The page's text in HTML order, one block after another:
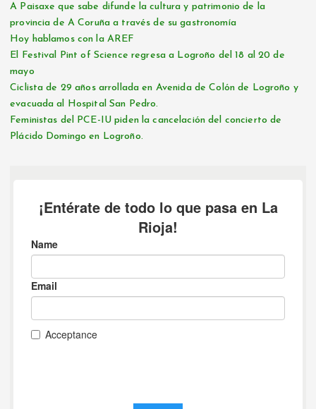
A Paisaxe que sabe difunde la cultura y patrimonio de la
provincia de A Coruña a través de su gastronomía
Hoy hablamos con la AREF
El Festival Pint of Science regresa a Logroño del 18 al 20 de
mayo
Ciclista de 29 años arrollada en Avenida de Colón de Logroño y
evacuada al Hospital San Pedro.
Feministas del PCE-IU piden la cancelación del concierto de
Plácido Domingo en Logroño.